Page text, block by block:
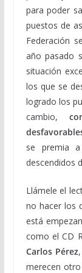
para poder
puestos de
Federación
año pasado
situación
los que se
logrado los
cambio,
se premia
descendidos
Llámele el
no hacer los
está
como el CD
Carlos Pérez
merecen